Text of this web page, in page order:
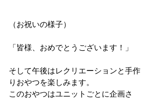
（お祝いの様子）
「皆様、おめでとうございます！」
そして午後はレクリエーションと手作
りおやつを楽しみます。
このおやつはユニットごとに企画さ